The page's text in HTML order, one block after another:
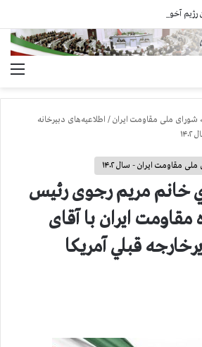
شورای ملی مقاومت ایران/ اطلاعیه‌های دبیرخانه
مقاومت ایران - سال ۱۴۰۲
خانم مریم رجوی‌ رئیس
ايران با آقای
قبلي آمريكا